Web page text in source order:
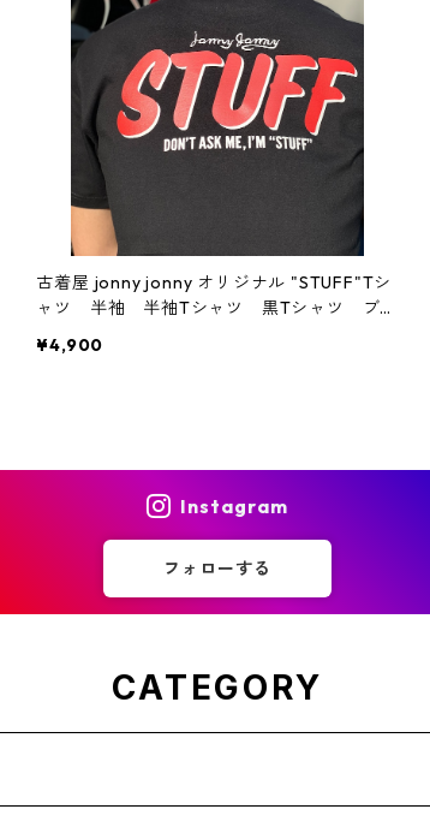
古着屋 jonny jonny オリジナル "STUFF"Tシ
ャツ 半袖 半袖Tシャツ 黒Tシャツ ブラ
Tシャツ CREW Tシャツ 制服 ユニフォ
¥4,900
Instagram
フォローする
CATEGORY